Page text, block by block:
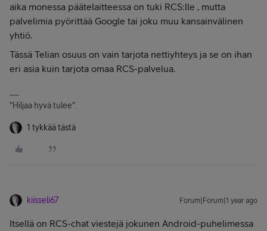
aika monessa päätelaitteessa on tuki RCS:lle , mutta
palvelimia pyörittää Google tai joku muu kansainvälinen
yhtiö.
Tässä Telian osuus on vain tarjota nettiyhteys ja se on ihan
eri asia kuin tarjota omaa RCS-palvelua.
"Hiljaa hyvä tulee".
1 tykkää tästä
kiisseli67 Forum|Forum|1 year ago
Itsellä on RCS-chat viestejä jokunen Android-puhelimessa